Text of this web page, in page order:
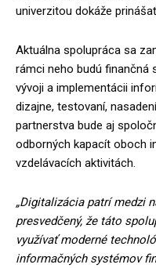
univerzitou dokáže
Aktuálna spolupráca sa
rámci neho budú finančná
vývoji a implementácii
dizajne, testovaní,
partnerstva bude aj
odborných kapacít oboch
vzdelávacích aktivitách.
„Digitalizácia patrí medzi
presvedčený, že táto
využívať moderné
informačných systémov